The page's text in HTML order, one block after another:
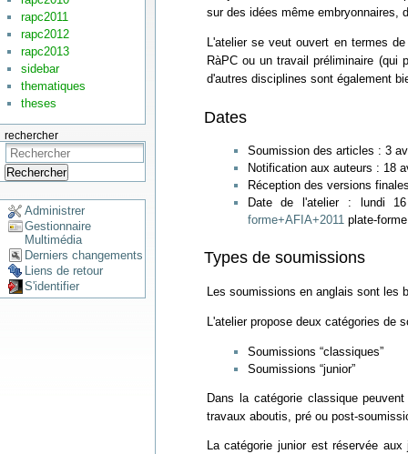
rapc2011
rapc2012
rapc2013
sidebar
thematiques
theses
rechercher
Rechercher
Administrer
Gestionnaire
Multimédia
Derniers changements
Liens de retour
S'identifier
sur des idées même embryonnaires,
L'atelier se veut ouvert en termes
RàPC ou un travail préliminaire (qui
d'autres disciplines sont également
Dates
Soumission des articles : 3
Notification aux auteurs : 18
Réception des versions
Date de l'atelier : lundi
forme+AFIA+2011plate-
Types de soumissions
Les soumissions en anglais sont les
L'atelier propose deux catégories de
Soumissions “classiques”
Soumissions “junior”
Dans la catégorie classique
travaux aboutis, pré ou post-
La catégorie junior est réservée